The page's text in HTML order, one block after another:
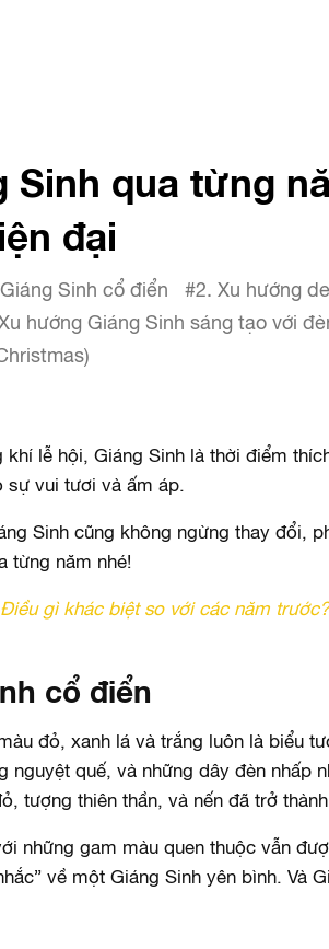
Sinh qua từng
đại
Sinh cổ điển
#2. Xu hướng
hướng Giáng Sinh sáng tạo với
lễ hội, Giáng Sinh là thời điểm
sự vui tươi và ấm áp.
Sinh cũng không ngừng thay đổi,
từng năm nhé!
gì khác biệt so với các năm trước?
cổ điển
đỏ, xanh lá và trắng luôn là biểu
quế, và những dây đèn nhấp
tượng thiên thần, và nến đã trở
những gam màu quen thuộc vẫn
về một Giáng Sinh yên bình. Và